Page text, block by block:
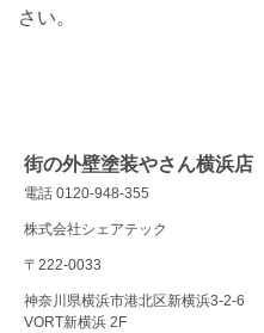
さい。
街の外壁塗装やさん横浜店
電話 0120-948-355
株式会社シェアテック
〒222-0033
神奈川県横浜市港北区新横浜3-2-6
VORT新横浜 2F